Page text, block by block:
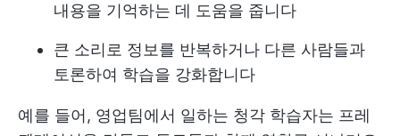
내용을 기억하는 데 도움을 줍니다
큰 소리로 정보를 반복하거나 다른 사람들과
토론하여 학습을 강화합니다
예를 들어, 영업팀에서 일하는 청각 학습자는 프레